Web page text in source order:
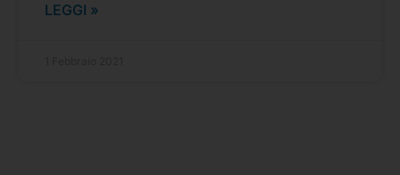
LEGGI »